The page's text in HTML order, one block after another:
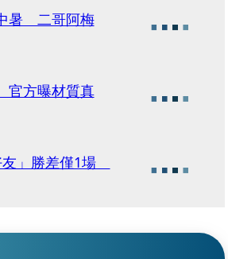
暑 二哥阿梅
官方曝材質真
友」勝差僅1場